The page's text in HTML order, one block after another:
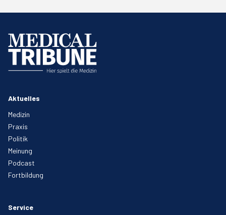
Aktuelles
Medizin
Praxis
Politik
Meinung
Podcast
Fortbildung
Service